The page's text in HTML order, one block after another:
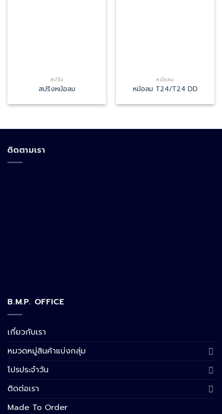
สปริง
สปริงหม้อลม
หม้อลม
หม้อลม T24/T24 DD
ติดตามเรา
B.M.P. OFFICE
เกี่ยวกับเรา
หมวดหมู่สินค้าแบ่งกลุ่ม
โปรประจำวัน
ติดต่อเรา
Made To Order